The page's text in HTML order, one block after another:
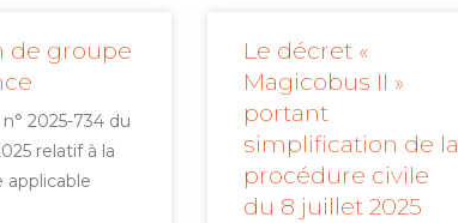
de groupe
2025-734 du
relatif à la
applicable
Le décret «
Magicobus II »
portant
simplification de la
procédure civile
du 8 juillet 2025